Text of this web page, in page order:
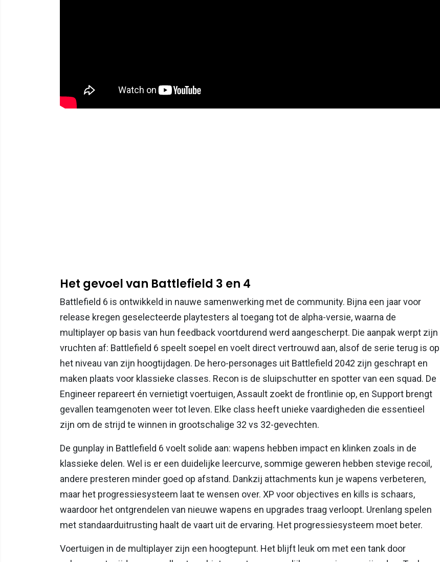
Het gevoel van Battlefield 3 en 4
Battlefield 6 is ontwikkeld in nauwe samenwerking met de community. Bijna een jaar voor
release kregen geselecteerde playtesters al toegang tot de alpha-versie, waarna de
multiplayer op basis van hun feedback voortdurend werd aangescherpt. Die aanpak werpt zijn
vruchten af: Battlefield 6 speelt soepel en voelt direct vertrouwd aan, alsof de serie terug is op
het niveau van zijn hoogtijdagen. De hero-personages uit Battlefield 2042 zijn geschrapt en
maken plaats voor klassieke classes. Recon is de sluipschutter en spotter van een squad. De
Engineer repareert én vernietigt voertuigen, Assault zoekt de frontlinie op, en Support brengt
gevallen teamgenoten weer tot leven. Elke class heeft unieke vaardigheden die essentieel
zijn om de strijd te winnen in grootschalige 32 vs 32-gevechten.
De gunplay in Battlefield 6 voelt solide aan: wapens hebben impact en klinken zoals in de
klassieke delen. Wel is er een duidelijke leercurve, sommige geweren hebben stevige recoil,
andere presteren minder goed op afstand. Dankzij attachments kun je wapens verbeteren,
maar het progressiesysteem laat te wensen over. XP voor objectives en kills is schaars,
waardoor het ontgrendelen van nieuwe wapens en upgrades traag verloopt. Urenlang spelen
met standaarduitrusting haalt de vaart uit de ervaring. Het progressiesysteem moet beter.
Voertuigen in de multiplayer zijn een hoogtepunt. Het blijft leuk om met een tank door